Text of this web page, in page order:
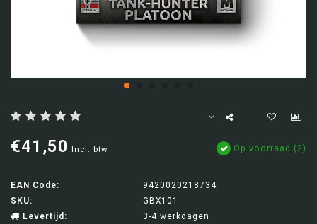
€41,50 Incl. btw Op voorraad (2)
EAN Code:
9420020218734
SKU:
GBX101
Levertijd:
3-4 werkdagen